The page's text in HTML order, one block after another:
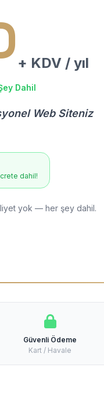
+ KDV / yıl
Dahil
Web Siteniz
dahil!
yok — her şey dahil.
Güvenli Ödeme
Kart / Havale